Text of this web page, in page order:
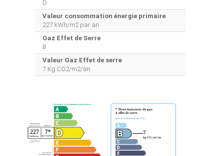
D
Valeur consommation énergie primaire
227 kWh/m2 par an
Gaz Effet de Serre
B
Valeur Gaz Effet de serre
7 Kg CO2/m2/an